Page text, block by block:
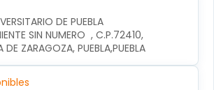
DE PUEBLA
SIN NUMERO  , C.P.72410,
DE ZARAGOZA, PUEBLA,PUEBLA